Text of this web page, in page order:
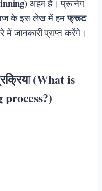
अहम है। प्रूनिंग
आज के इस लेख में हमफ्रूट
में जानकारी प्राप्त करेंगे।
(What is